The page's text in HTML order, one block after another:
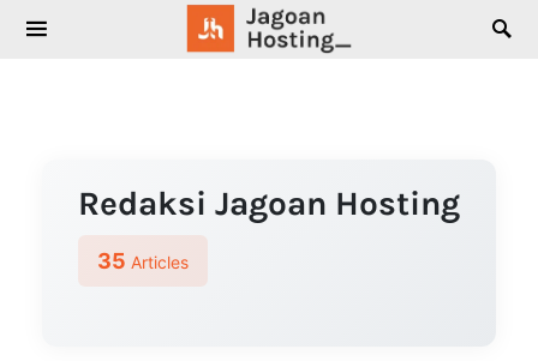
SEARCH FOR:
Redaksi Jagoan Hosting
35 Articles